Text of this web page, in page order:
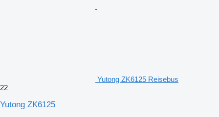
Yutong ZK6125 Reisebus
22
Yutong ZK6125